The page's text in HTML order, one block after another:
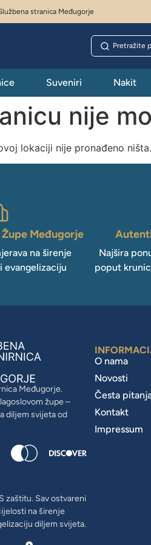
stranica Međugorje
Suveniri Nakit
nije
lokaciji nije pronađeno ništa.
Međugorje
na širenje
evangelizaciju
Najšira
poput
Međugorje.
župe –
diljem svijeta od
zaštitu. Sav ostvareni
na širenje
diljem svijeta.
O nama
Novosti
Česta
Kontakt
Impressum